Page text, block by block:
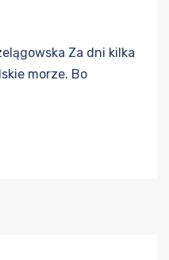
Za dni kilka
morze. Bo